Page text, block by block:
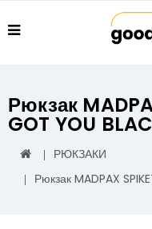
Рюкзак
GOT YOU
РЮКЗАКИ
Рюкзак MADPAX